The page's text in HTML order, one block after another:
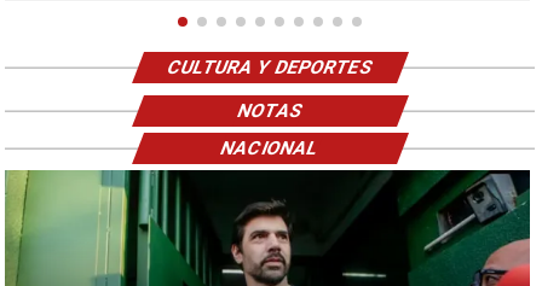
CULTURA Y DEPORTES
NOTAS
NACIONAL